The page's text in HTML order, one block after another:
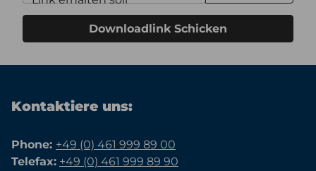
Downloadlink Schicken
Kontaktiere uns:
Phone: +49 (0) 461 999 89 00
Telefax: +49 (0) 461 999 89 90